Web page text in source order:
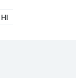
НІ